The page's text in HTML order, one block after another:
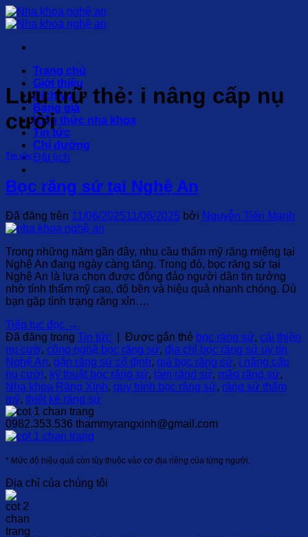
Chuyển
đến
dung
Trang chủ
Giới thiệu
Dịch vụ
Bảng giá
Kiến thức nha khoa
Tin tức
Chỉ đường
Đặt lịch
Lưu trữ thẻ: i nâng cấp nụ
cười
Tin tức
Bọc răng sứ tại Nghệ An
Đã đăng trên 11/06/202511/06/2025 bởi Nguyễn Tiến Mạnh
Trong những năm gần đây, nhu cầu thẩm mỹ răng miệng tại
Nghệ An đang ngày càng tăng. Trong đó, bọc răng sứ tại
Nghệ An là lựa chọn được đông đảo người dân tin tưởng
nhờ tính thẩm mỹ cao, độ bền và hiệu quả nhanh chóng. Dù
bạn gặp tình trạng răng xỉn….
Tiếp tục đọc →
Đã đăng trong Tin tức Được gắn thẻ bọc răng sứ, cải thiện
nụ cườ, công nghệ bọc răng sứ, địa chỉ bọc răng sứ uy tín
Nghệ An, gắn răng sứ cố định, giá bọc răng sứ, i nâng cấp
nụ cười, kỹ thuật bọc răng sứ, làm răng sứ, mão răng sứ,
Nha khoa Răng Xinh, quy trình bọc răng sứ, răng sứ thẩm
mỹ, thiết kế răng sứ
0982.353.536 thammyrangxinh@gmail.com
* Mức độ hiệu quả còn tùy thuộc vào cơ địa riêng của từng người.
Địa chỉ của chúng tôi